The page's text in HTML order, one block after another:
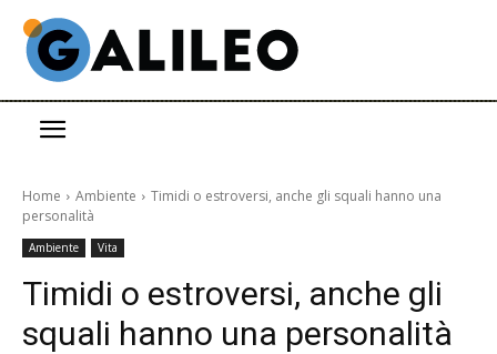
Home Ambiente
Timidi o estroversi, anche gli squali hanno una
personalità
Ambiente Vita
Timidi o estroversi, anche gli
squali hanno una personalità